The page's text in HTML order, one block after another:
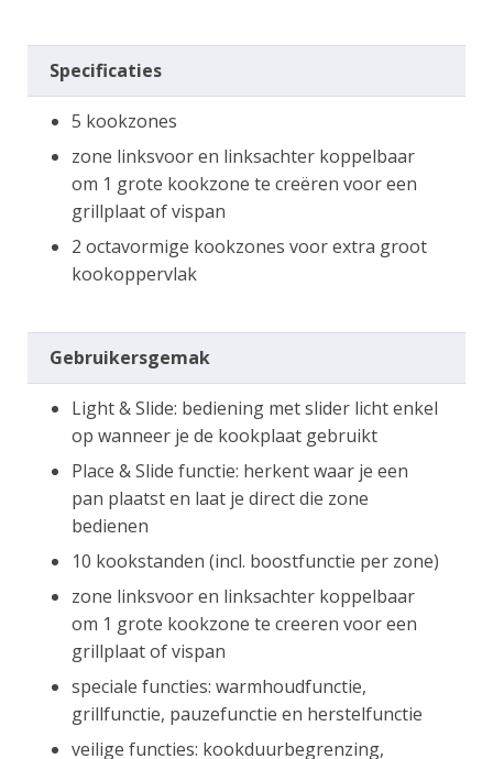
Specificaties
5 kookzones
zone linksvoor en linksachter koppelbaar
om 1 grote kookzone te creëren voor een
grillplaat of vispan
2 octavormige kookzones voor extra groot
kookoppervlak
Gebruikersgemak
Light & Slide: bediening met slider licht enkel
op wanneer je de kookplaat gebruikt
Place & Slide functie: herkent waar je een
pan plaatst en laat je direct die zone
bedienen
10 kookstanden (incl. boostfunctie per zone)
zone linksvoor en linksachter koppelbaar
om 1 grote kookzone te creeren voor een
grillplaat of vispan
speciale functies: warmhoudfunctie,
grillfunctie, pauzefunctie en herstelfunctie
veilige functies: kookduurbegrenzing,